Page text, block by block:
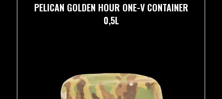
PELICAN GOLDEN HOUR ONE-V CONTAINER
0,5L